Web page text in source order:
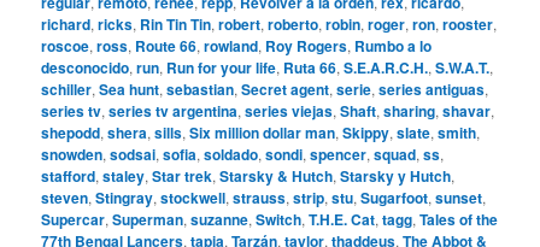
richard,ricks, Rin Tin Tin,robert,roberto,robin,roger,ron,rooster,
roscoe,ross, Route 66,rowland, Roy Rogers, Rumbo a lo
desconocido,run, Run for your life, Ruta 66,S.E.A.R.C.H.,S.W.A.T.,
schiller,Sea hunt,sebastian,Secret agent,serie,series antiguas,
series tv,series tv argentina,series viejas,Shaft,sharing,shavar,
shepodd,shera,sills,Six million dollar man,Skippy,slate,smith,
snowden,sodsai,sofia,soldado,sondi,spencer,squad,ss,
stafford,staley,Star trek,Starsky & Hutch,Starsky y Hutch,
steven,Stingray,stockwell,strauss,strip,stu,Sugarfoot,sunset,
Supercar,Superman,suzanne,Switch,T.H.E. Cat,tagg,Tales of the
77th Bengal Lancers,tapia,Tarzán,taylor,thaddeus,The Abbot &